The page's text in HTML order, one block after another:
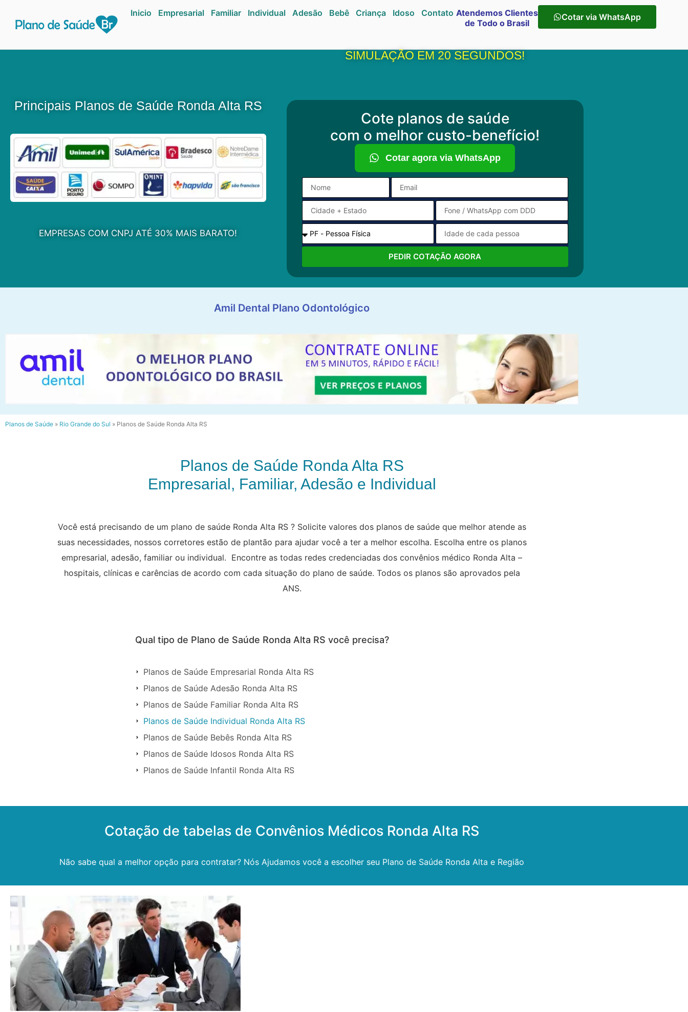
Inicio Empresarial Familiar Individual Adesão Bebê Criança Idoso Contato Atendemos Clientes
de Todo o Brasil
Cotar via WhatsApp
Principais Planos de Saúde Ronda Alta RS
EMPRESAS COM CNPJ ATÉ 30% MAIS BARATO!
SIMULAÇÃO EM 20 SEGUNDOS!
Cote planos de saúde
com o melhor custo-benefício!
Cotar agora via WhatsApp
PEDIR COTAÇÃO AGORA
Amil Dental Plano Odontológico
Planos de Saúde » Rio Grande do Sul » Planos de Saúde Ronda Alta RS
Planos de Saúde Ronda Alta RS
Empresarial, Familiar, Adesão e Individual
Você está precisando de um plano de saúde Ronda Alta RS ? Solicite valores dos planos de saúde que melhor atende as
suas necessidades, nossos corretores estão de plantão para ajudar você a ter a melhor escolha. Escolha entre os planos
empresarial, adesão, familiar ou individual. Encontre as todas redes credenciadas dos convênios médico Ronda Alta –
hospitais, clínicas e carências de acordo com cada situação do plano de saúde. Todos os planos são aprovados pela
ANS.
Qual tipo de Plano de Saúde Ronda Alta RS você precisa?
Planos de Saúde Empresarial Ronda Alta RS
Planos de Saúde Adesão Ronda Alta RS
Planos de Saúde Familiar Ronda Alta RS
Planos de Saúde Individual Ronda Alta RS
Planos de Saúde Bebês Ronda Alta RS
Planos de Saúde Idosos Ronda Alta RS
Planos de Saúde Infantil Ronda Alta RS
Cotação de tabelas de Convênios Médicos Ronda Alta RS
Não sabe qual a melhor opção para contratar? Nós Ajudamos você a escolher seu Plano de Saúde Ronda Alta e Região